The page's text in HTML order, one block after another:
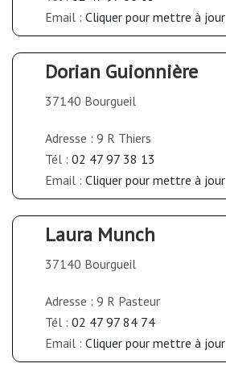
Email : Cliquer pour mettre à jour
Dorian Guionnière
37140 Bourgueil
Adresse : 9 R Thiers
Tél : 02 47 97 38 13
Email : Cliquer pour mettre à jour
Laura Munch
37140 Bourgueil
Adresse : 9 R Pasteur
Tél : 02 47 97 84 74
Email : Cliquer pour mettre à jour